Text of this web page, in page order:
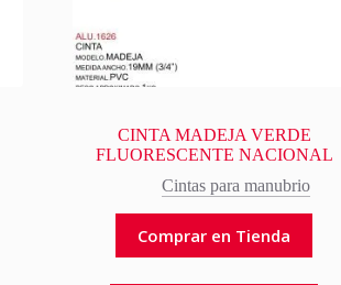
CINTA MADEJA VERDE
FLUORESCENTE NACIONAL
Cintas para manubrio
Comprar en Tienda